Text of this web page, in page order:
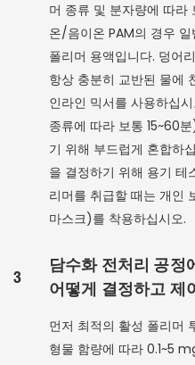
머 종류 및 분자량에 따라
온/음이온 PAM의 경우 일
폴리머 용액입니다. 덩어
항상 충분히 교반된 물에
인라인 믹서를 사용하십
종류에 따라 보통 15~60
기 위해 부드럽게 혼합하
을 결정하기 위해 용기 테
리머를 취급할 때는 개인
마스크)를 착용하십시오.
3
담수화 전처리 공정
어떻게 결정하고 제
먼저 최적의 활성 폴리머
형물 함량에 따라 0.1~5